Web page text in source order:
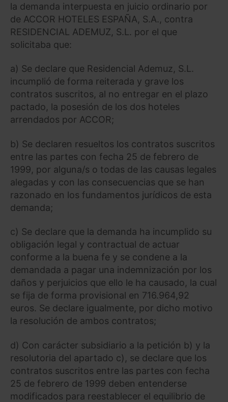
la demanda interpuesta en juicio ordinario por
de ACCOR HOTELES ESPAÑA, S.A., contra
RESIDENCIAL ADEMUZ, S.L. por el que
solicitaba que:
a) Se declare que Residencial Ademuz, S.L.
incumplió de forma reiterada y grave los
contratos suscritos, al no entregar en el plazo
pactado, la posesión de los dos hoteles
arrendados por ACCOR;
b) Se declaren resueltos los contratos suscritos
entre las partes con fecha 25 de febrero de
1999, por alguna/s o todas de las causas legales
alegadas y con las consecuencias que se han
razonado en los fundamentos jurídicos de esta
demanda;
c) Se declare que la demanda ha incumplido su
obligación legal y contractual de actuar
conforme a la buena fe y se condene a la
demandada a pagar una indemnización por los
daños y perjuicios que ello le ha causado, la cual
se fija de forma provisional en 716.964,92
euros. Se declare igualmente, por dicho motivo
la resolución de ambos contratos;
d) Con carácter subsidiario a la petición b) y la
resolutoria del apartado c), se declare que los
contratos suscritos entre las partes con fecha
25 de febrero de 1999 deben entenderse
modificados para reestablecer el equilibrio de